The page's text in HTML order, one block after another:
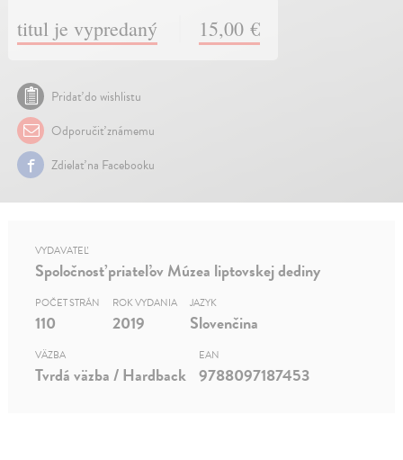
titul je vypredaný 15,00 €
Pridať do wishlistu
Odporučiť známemu
Zdielať na Facebooku
VYDAVATEĽ
Spoločnosť priateľov Múzea liptovskej dediny
POČET STRÁN
110
ROK VYDANIA
2019
JAZYK
Slovenčina
VÄZBA
Tvrdá väzba / Hardback
EAN
9788097187453